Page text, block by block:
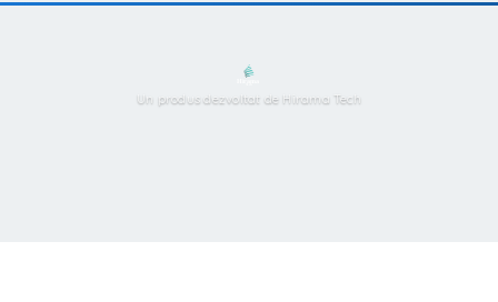
Un produs dezvoltat de Hirama Tech